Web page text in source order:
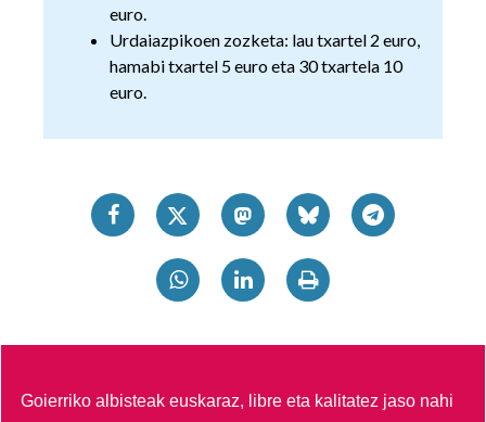
euro.
Urdaiazpikoen zozketa: lau txartel 2 euro,
hamabi txartel 5 euro eta 30 txartela 10
euro.
Goierriko albisteak euskaraz, libre eta kalitatez jaso nahi